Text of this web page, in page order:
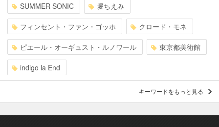
SUMMER SONIC 堀ちえみ
フィンセント・ファン・ゴッホ クロード・モネ
ピエール・オーギュスト・ルノワール 東京都美術館
indigo la End
キーワードをもっと見る